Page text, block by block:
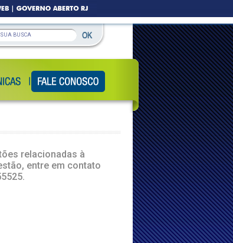
relacionadas à
entre em contato